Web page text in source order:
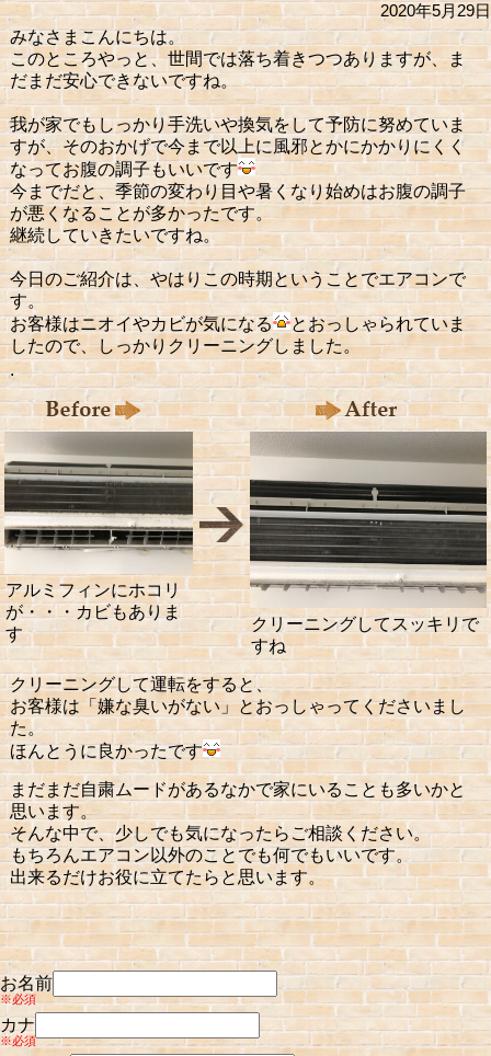
2020年5月29日
みなさまこんにちは。
このところやっと、世間では落ち着きつつありますが、ま
だまだ安心できないですね。
我が家でもしっかり手洗いや換気をして予防に努めていま
すが、そのおかげで今まで以上に風邪とかにかかりにくく
なってお腹の調子もいいです
今までだと、季節の変わり目や暑くなり始めはお腹の調子
が悪くなることが多かったです。
継続していきたいですね。
今日のご紹介は、やはりこの時期ということでエアコンで
す。
お客様はニオイやカビが気になる
とおっしゃられていま
したので、しっかりクリーニングしました。
.
アルミフィンにホコリ
が・・・カビもありま
す
クリーニングしてスッキリで
すね
クリーニングして運転をすると、
お客様は「嫌な臭いがない」とおっしゃってくださいまし
た。
ほんとうに良かったです
まだまだ自粛ムードがあるなかで家にいることも多いかと
思います。
そんな中で、少しでも気になったらご相談ください。
もちろんエアコン以外のことでも何でもいいです。
出来るだけお役に立てたらと思います。
お名前
※必須
カナ
※必須